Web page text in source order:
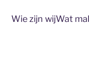
Wie zijn wijWat